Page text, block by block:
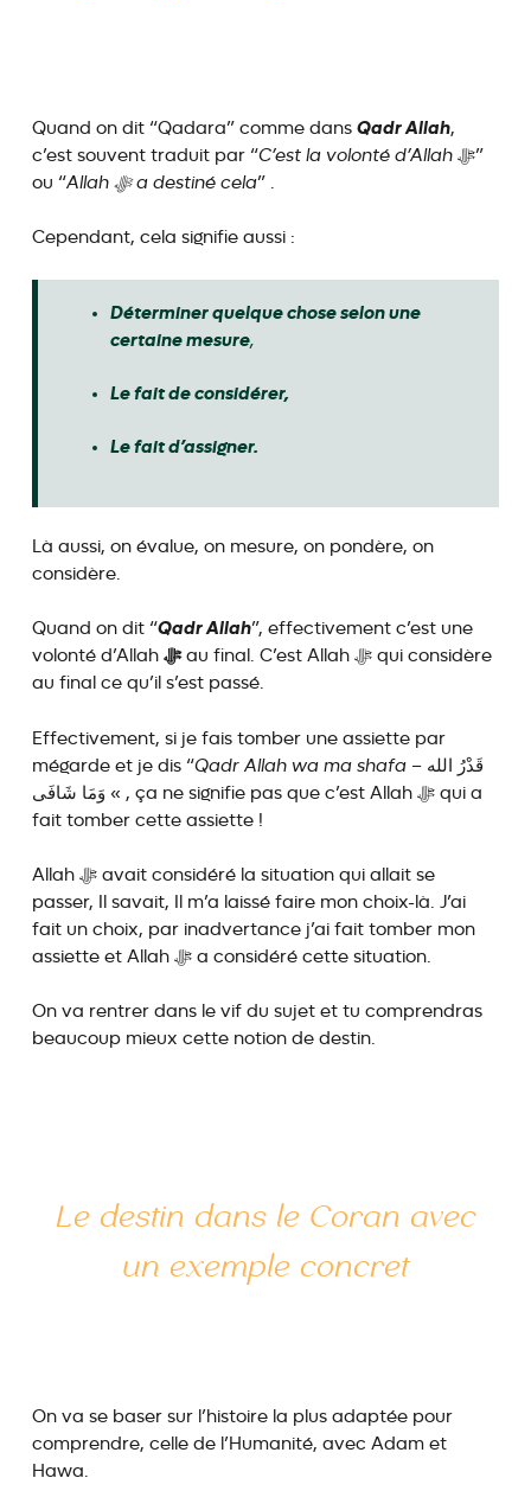
Quand on dit “Qadara” comme dans Qadr Allah,
c’est souvent traduit par “C’est la volonté d’Allah ﷻ”
ou “
Allah ﷻ a destiné cela” .
Cependant, cela signifie aussi :
Déterminer quelque chose selon une
certaine mesure,
Le fait de considérer,
Le fait d’assigner.
Là aussi, on évalue, on mesure, on pondère, on
considère.
Quand on dit “Qadr Allah”, effectivement c’est une
volonté d’Allah ﷻau final. C’est Allah ﷻ qui considère
au final ce qu’il s’est passé.
Effectivement, si je fais tomber une assiette par
mégarde et je dis “Qadr Allah wa ma shafa– قَدْرُ الله
وَمَا شَافَى « , ça ne signifie pas que c’est Allah ﷻ qui a
fait tomber cette assiette !
Allah ﷻ avait considéré la situation qui allait se
passer, Il savait, Il m’a laissé faire mon choix-là. J’ai
fait un choix, par inadvertance j’ai fait tomber mon
assiette et Allah ﷻ a considéré cette situation.
On va rentrer dans le vif du sujet et tu comprendras
beaucoup mieux cette notion de destin.
Le destin dans le Coran avec
un exemple concret
On va se baser sur l’histoire la plus adaptée pour
comprendre, celle de l’Humanité, avec Adam et
Hawa.